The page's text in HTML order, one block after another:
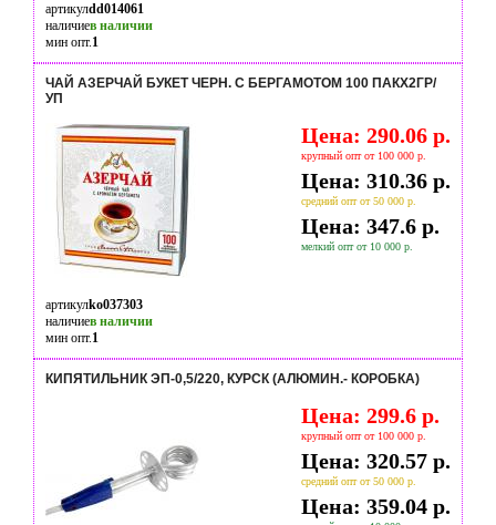
артикулdd014061
наличиев наличии
мин опт.1
ЧАЙ АЗЕРЧАЙ БУКЕТ ЧЕРН. С БЕРГАМОТОМ 100 ПАКX2ГР/
УП
Цена: 290.06 р.
крупный опт от 100 000 р.
Цена: 310.36 р.
средний опт от 50 000 р.
Цена: 347.6 р.
мелкий опт от 10 000 р.
артикулko037303
наличиев наличии
мин опт.1
КИПЯТИЛЬНИК ЭП-0,5/220, КУРСК (АЛЮМИН.- КОРОБКА)
Цена: 299.6 р.
крупный опт от 100 000 р.
Цена: 320.57 р.
средний опт от 50 000 р.
Цена: 359.04 р.